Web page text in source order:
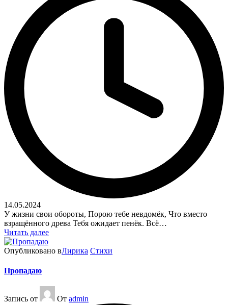
14.05.2024
У жизни свои обороты, Порою тебе невдомёк, Что вместо
взращённого древа Тебя ожидает пенёк. Всё…
Читать далее
Опубликовано вЛирика Стихи
Пропадаю
Запись от От admin